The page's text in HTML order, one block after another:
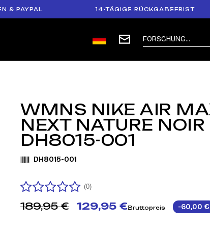
14-TÄGIGE RÜCKGABEFRIST
WMNS NIKE AIR
NEXT NATURE NOIR
DH8015-001
DH8015-001
(0)
189,95 € 129,95 €Bruttopreis -60,00 €